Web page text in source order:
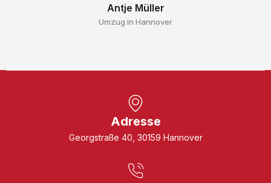
Antje Müller
Umzug in Hannover
Adresse
Georgstraße 40, 30159 Hannover